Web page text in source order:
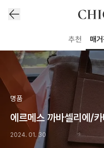
추천 매
명품
에르메스 까바셀리에/
2024. 01. 30